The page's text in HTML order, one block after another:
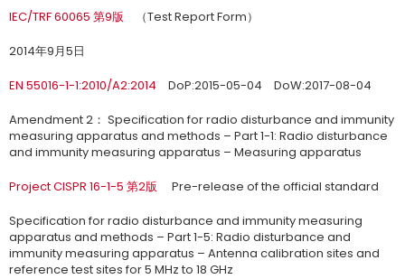
IEC/TRF 60065 第9版 （Test Report Form）
2014年9月5日
EN 55016-1-1:2010/A2:2014 DoP:2015-05-04 DoW:2017-08-04
Amendment 2： Specification for radio disturbance and immunity
measuring apparatus and methods – Part 1-1: Radio disturbance
and immunity measuring apparatus – Measuring apparatus
Project CISPR 16-1-5 第2版 Pre-release of the official standard
Specification for radio disturbance and immunity measuring
apparatus and methods – Part 1-5: Radio disturbance and
immunity measuring apparatus – Antenna calibration sites and
reference test sites for 5 MHz to 18 GHz